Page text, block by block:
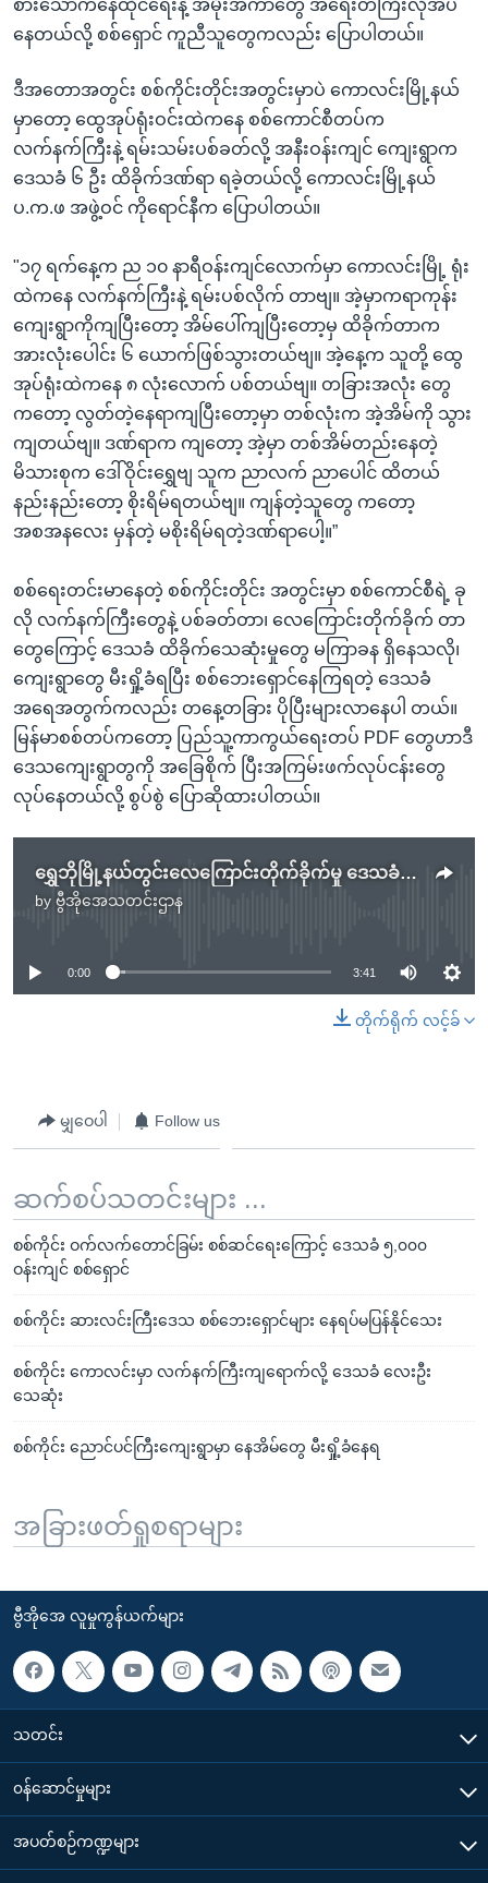
စားသောက်နေထိုင်ရေးနဲ့ အမိုးအကာတွေ အရေးတကြီးလိုအပ်
နေတယ်လို့ စစ်ရှောင် ကူညီသူတွေကလည်း ပြောပါတယ်။
ဒီအတောအတွင်း စစ်ကိုင်းတိုင်းအတွင်းမှာပဲ ကောလင်းမြို့နယ်
မှာတော့ ထွေအုပ်ရုံးဝင်းထဲကနေ စစ်ကောင်စီတပ်က
လက်နက်ကြီးနဲ့ ရမ်းသမ်းပစ်ခတ်လို့ အနီးဝန်းကျင် ကျေးရွာက
ဒေသခံ ၆ ဦး ထိခိုက်ဒဏ်ရာ ရခဲ့တယ်လို့ ကောလင်းမြို့နယ်
ပ.က.ဖ အဖွဲ့ဝင် ကိုရောင်နီက ပြောပါတယ်။
"၁၇ ရက်နေ့က ည ၁၀ နာရီဝန်းကျင်လောက်မှာ ကောလင်းမြို့ ရုံး
ထဲကနေ လက်နက်ကြီးနဲ့ ရမ်းပစ်လိုက် တာဗျ။ အဲ့မှာကရာကုန်း
ကျေးရွာကိုကျပြီးတော့ အိမ်ပေါ်ကျပြီးတော့မှ ထိခိုက်တာက
အားလုံးပေါင်း ၆ ယောက်ဖြစ်သွားတယ်ဗျ။ အဲ့နေ့က သူတို့ ထွေ
အုပ်ရုံးထဲကနေ ၈ လုံးလောက် ပစ်တယ်ဗျ။ တခြားအလုံး တွေ
ကတော့ လွတ်တဲ့နေရာကျပြီးတော့မှာ တစ်လုံးက အဲ့အိမ်ကို သွား
ကျတယ်ဗျ။ ဒဏ်ရာက ကျတော့ အဲ့မှာ တစ်အိမ်တည်းနေတဲ့
မိသားစုက ဒေါ်ဝိုင်းရွှေဗျ သူက ညာလက် ညာပေါင် ထိတယ်
နည်းနည်းတော့ စိုးရိမ်ရတယ်ဗျ။ ကျန်တဲ့သူတွေ ကတော့
အစအနလေး မှန်တဲ့ မစိုးရိမ်ရတဲ့ဒဏ်ရာပေါ့။”
စစ်ရေးတင်းမာနေတဲ့ စစ်ကိုင်းတိုင်း အတွင်းမှာ စစ်ကောင်စီရဲ့ ခု
လို လက်နက်ကြီးတွေနဲ့ ပစ်ခတ်တာ၊ လေကြောင်းတိုက်ခိုက် တာ
တွေကြောင့် ဒေသခံ ထိခိုက်သေဆုံးမှုတွေ မကြာခန ရှိနေသလို၊
ကျေးရွာတွေ မီးရှို့ခံရပြီး စစ်ဘေးရှောင်နေကြရတဲ့ ဒေသခံ
အရေအတွက်ကလည်း တနေ့တခြား ပိုပြီးများလာနေပါ တယ်။
မြန်မာစစ်တပ်ကတော့ ပြည်သူ့ကာကွယ်ရေးတပ် PDF တွေဟာဒီ
ဒေသကျေးရွာတွကို အခြေစိုက် ပြီးအကြမ်းဖက်လုပ်ငန်းတွေ
လုပ်နေတယ်လို့ စွပ်စွဲ ပြောဆိုထားပါတယ်။
ရွှေဘိုမြို့နယ်တွင်းလေကြောင်းတိုက်ခိုက်မှု ဒေသခံ နှစ်ထောင်ကျော်တိမ်းရှောင်
by ဗွီအိုအေသတင်းဌာန
No media source currently available
0:00 3:41
တိုက်ရိုက် လင့်ခ်
မျှဝေပါ Follow us
ဆက်စပ်သတင်းများ ...
စစ်ကိုင်း ဝက်လက်တောင်ခြမ်း စစ်ဆင်ရေးကြောင့် ဒေသခံ ၅,၀၀၀
ဝန်းကျင် စစ်ရှောင်
စစ်ကိုင်း ဆားလင်းကြီးဒေသ စစ်ဘေးရှောင်များ နေရပ်မပြန်နိုင်သေး
စစ်ကိုင်း ကောလင်းမှာ လက်နက်ကြီးကျရောက်လို့ ဒေသခံ လေးဦး
သေဆုံး
စစ်ကိုင်း ညောင်ပင်ကြီးကျေးရွာမှာ နေအိမ်တွေ မီးရှို့ခံနေရ
အခြားဖတ်ရှုစရာများ
ဗွီအိုအေ လူမှုကွန်ယက်များ
သတင်း
၀န်ဆောင်မှုများ
အပတ်စဉ်ကဏ္ဍများ